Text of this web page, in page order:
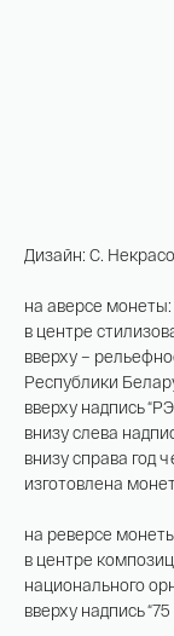
Дизайн: С.
на аверсе монеты:
в центре
вверху –
Республики
вверху надпись
внизу слева
внизу справа год
изготовлена
на реверсе
в центре
национального
вверху надпись